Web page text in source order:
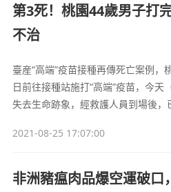
第3死！桃園44歲男子打
不治
臺産“高端”疫苗接種再傳死亡案例
日前往接種站施打“高端”疫苗，今天
失去生命跡象，經救護人員到場後，
2021-08-25 17:07:00
非洲豬瘟肉品爆空運破口